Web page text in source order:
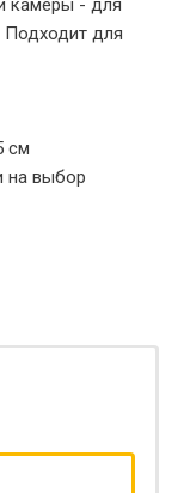
Подходит для
см
на выбор